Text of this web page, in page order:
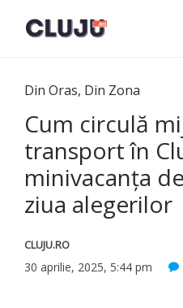
Din Oras, Din Zona
Cum circulă
transport în
minivacanța
ziua alegerilor
CLUJU.RO
30 aprilie, 2025, 5:44 pm